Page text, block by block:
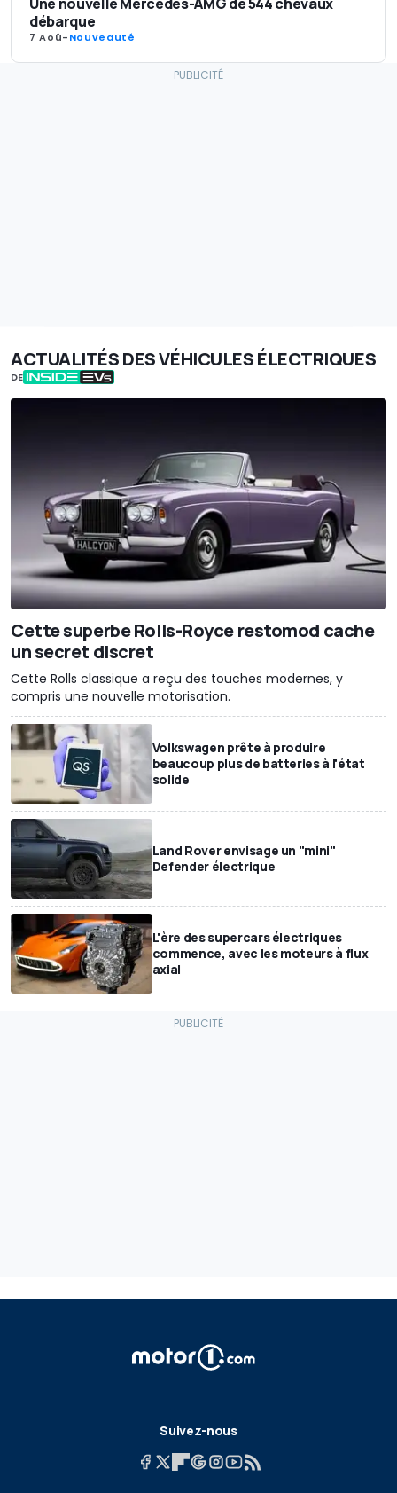
débarque
7 Aoû-Nouveauté
ACTUALITÉS DES VÉHICULES ÉLECTRIQUES
DE
Cette superbe Rolls-Royce restomod cache
un secret discret
Cette Rolls classique a reçu des touches modernes, y
compris une nouvelle motorisation.
Volkswagen prête à produire
beaucoup plus de batteries à l'état
solide
Land Rover envisage un "mini"
Defender électrique
L'ère des supercars électriques
commence, avec les moteurs à flux
axial
Suivez-nous